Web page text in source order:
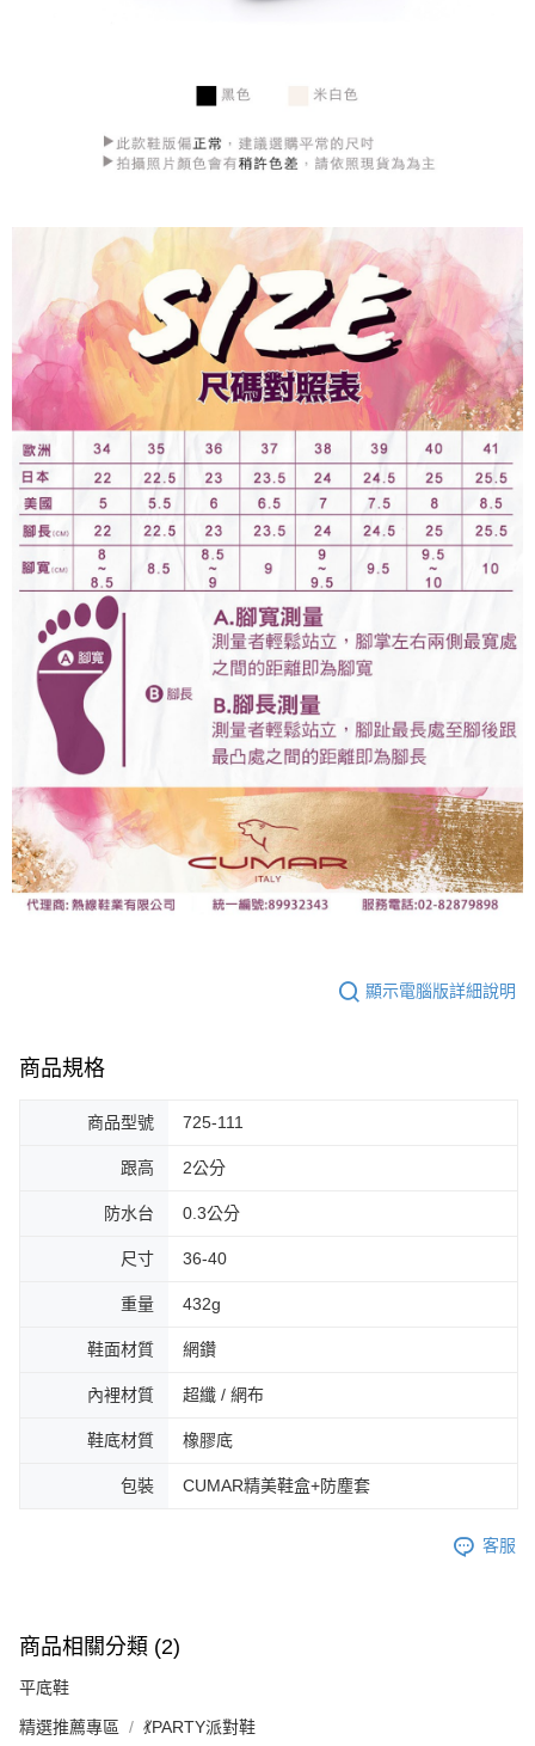
顯示電腦版詳細說明
商品規格
商品型號 725-111
跟高 2公分
防水台 0.3公分
尺寸 36-40
重量 432g
鞋面材質 網鑽
內裡材質 超纖 / 網布
鞋底材質 橡膠底
包裝 CUMAR精美鞋盒+防塵套
客服
商品相關分類 (2)
平底鞋
精選推薦專區 💃PARTY派對鞋